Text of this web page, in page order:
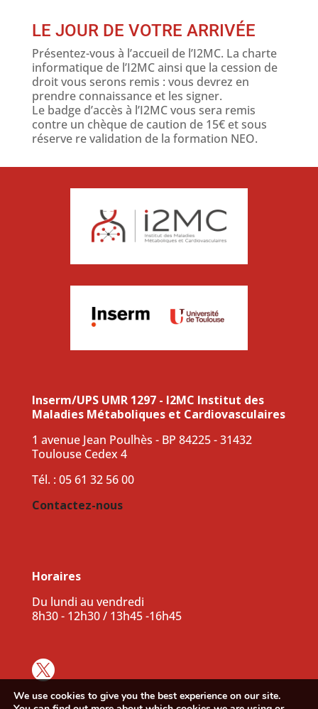
LE JOUR DE VOTRE ARRIVÉE
Présentez-vous à l’accueil de l’I2MC. La charte
informatique de l’I2MC ainsi que la cession de
droit vous serons remis : vous devrez en
prendre connaissance et les signer.
Le badge d’accès à l’I2MC vous sera remis
contre un chèque de caution de 15€ et sous
réserve re validation de la formation NEO.
Inserm/UPS UMR 1297 - I2MC Institut des
Maladies Métaboliques et Cardiovasculaires
1 avenue Jean Poulhès - BP 84225 - 31432
Toulouse Cedex 4
Tél. : 05 61 32 56 00
Contactez-nous
Horaires
Du lundi au vendredi
8h30 - 12h30 / 13h45 -16h45

We use cookies to give you the best experience on our site.